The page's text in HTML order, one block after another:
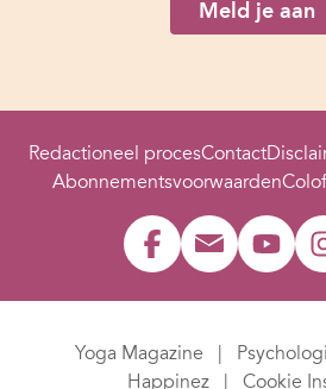
Meld je aan
Redactioneel procesContact
Abonnementsvoorwaarden
Yoga Magazine
Happinez
Cookie